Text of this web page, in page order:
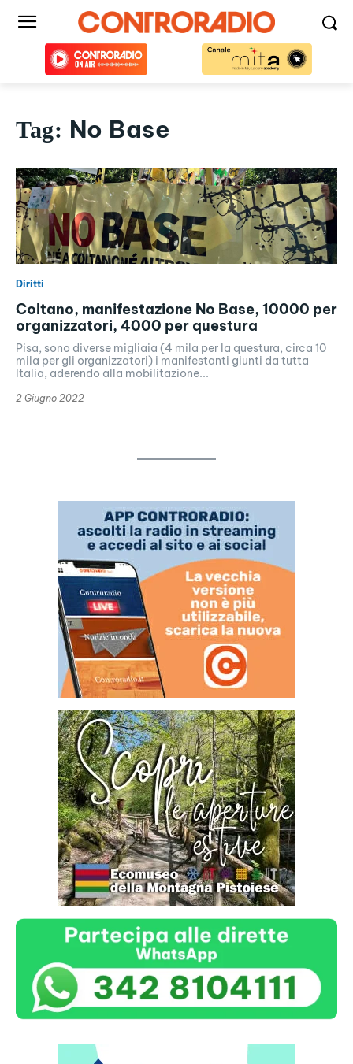
Tag: No Base
Diritti
Coltano, manifestazione No Base, 10000 per
organizzatori, 4000 per questura
Pisa, sono diverse migliaia (4 mila per la questura, circa 10
mila per gli organizzatori) i manifestanti giunti da tutta
Italia, aderendo alla mobilitazione...
2 Giugno 2022